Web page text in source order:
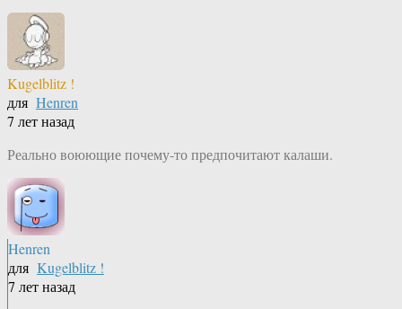
Kugelblitz !
для Henren
7 лет назад
Реально воюющие почему-то предпочитают калаши.
Henren
для Kugelblitz !
7 лет назад